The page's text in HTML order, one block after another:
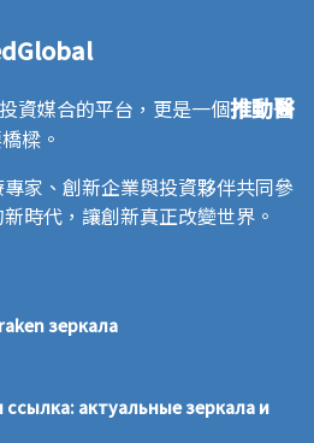
資媒合的平台，更是一個推動醫
樑。
家、創新企業與投資夥伴共同參
時代，讓創新真正改變世界。
зеркала
ссылка: актуальные зеркала и